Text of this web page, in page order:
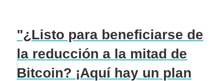
"¿Listo para beneficiarse de
la reducción a la mitad de
Bitcoin? ¡Aquí hay un plan